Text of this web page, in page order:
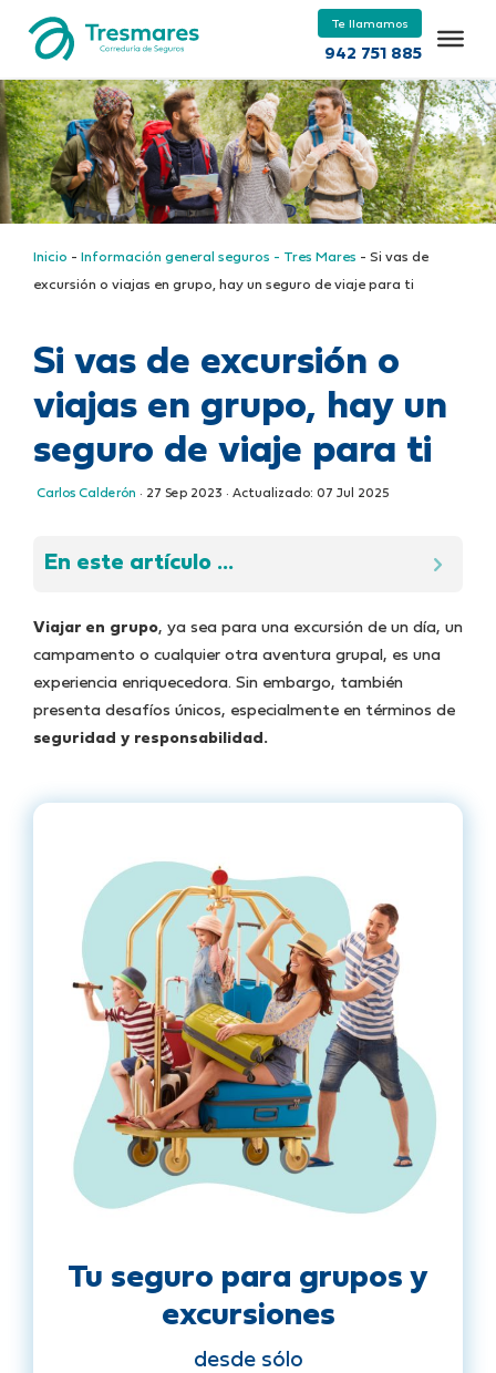
Te llamamos
942 751 885
Inicio - Información general seguros - Tres Mares - Si vas de
excursión o viajas en grupo, hay un seguro de viaje para ti
Si vas de excursión o
viajas en grupo, hay un
seguro de viaje para ti
Carlos Calderón · 27 Sep 2023 · Actualizado: 07 Jul 2025
En este artículo ...
Viajar en grupo, ya sea para una excursión de un día, un
campamento o cualquier otra aventura grupal, es una
experiencia enriquecedora. Sin embargo, también
presenta desafíos únicos, especialmente en términos de
seguridad y responsabilidad.
Tu seguro para grupos y
excursiones
desde sólo